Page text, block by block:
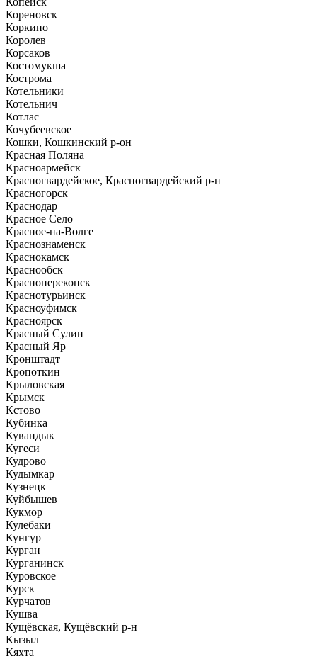
Кореновск
Коркино
Королев
Корсаков
Костомукша
Кострома
Котельники
Котельнич
Котлас
Кочубеевское
Кошки, Кошкинский р-он
Красная Поляна
Красноармейск
Красногвардейское, Красногвардейский р-н
Красногорск
Краснодар
Красное Село
Красное-на-Волге
Краснознаменск
Краснокамск
Краснообск
Красноперекопск
Краснотурьинск
Красноуфимск
Красноярск
Красный Сулин
Красный Яр
Кронштадт
Кропоткин
Крыловская
Крымск
Кстово
Кубинка
Кувандык
Кугеси
Кудрово
Кудымкар
Кузнецк
Куйбышев
Кукмор
Кулебаки
Кунгур
Курган
Курганинск
Куровское
Курск
Курчатов
Кушва
Кущёвская, Кущёвский р-н
Кызыл
Кяхта